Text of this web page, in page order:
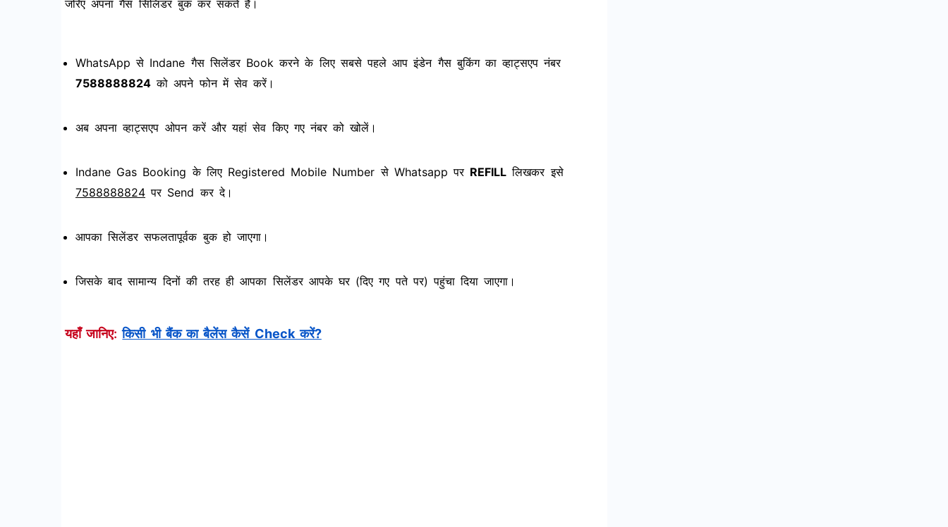
जरिए अपना गैस सिलिंडर बुक कर सकते है।
WhatsApp से Indane गैस सिलेंडर Book करने के लिए सबसे पहले आप इंडेन गैस बुकिंग का व्हाट्सएप नंबर
7588888824 को अपने फोन में सेव करें।
अब अपना व्हाट्सएप ओपन करें और यहां सेव किए गए नंबर को खोलें।
Indane Gas Booking के लिए Registered Mobile Number से Whatsapp पर REFILL लिखकर इसे
7588888824 पर Send कर दे।
आपका सिलेंडर सफलतापूर्वक बुक हो जाएगा।
जिसके बाद सामान्य दिनों की तरह ही आपका सिलेंडर आपके घर (दिए गए पते पर) पहुंचा दिया जाएगा।
यहाँ जानिए:किसी भी बैंक का बैलेंस कैसें Check करें?